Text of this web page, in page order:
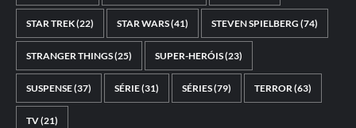
STAR TREK(22) STAR WARS(41) STEVEN SPIELBERG (74)
STRANGER THINGS(25) SUPER-HERÓIS(23)
SUSPENSE(37) SÉRIE(31) SÉRIES(79) TERROR(63)
TV(21)